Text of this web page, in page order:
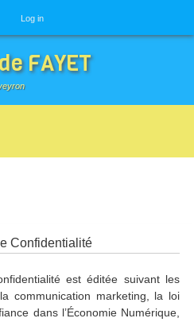
Log in
FAYET
Confidentialité
est éditée suivant les
communication marketing, la loi
dans l’Économie Numérique,